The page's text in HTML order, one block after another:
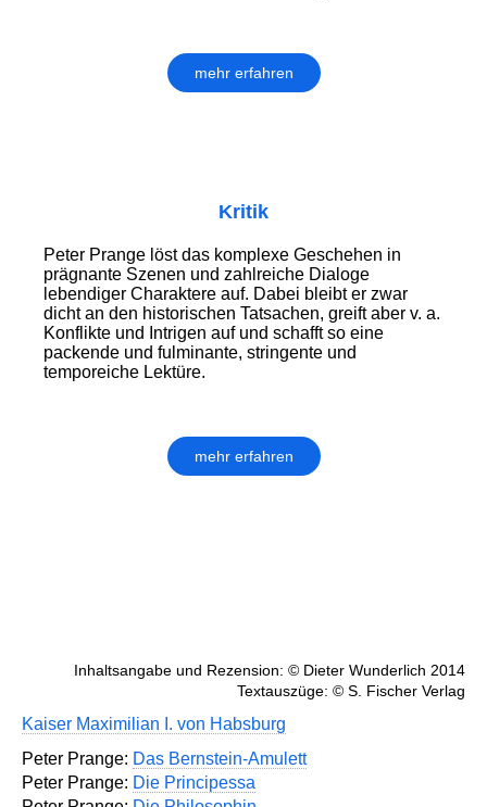
mehr erfahren
Kritik
Peter Prange löst das komplexe Geschehen in
prägnante Szenen und zahlreiche Dialoge
lebendiger Charaktere auf. Dabei bleibt er zwar
dicht an den historischen Tatsachen, greift aber v. a.
Konflikte und Intrigen auf und schafft so eine
packende und fulminante, stringente und
temporeiche Lektüre.
mehr erfahren
Inhaltsangabe und Rezension: © Dieter Wunderlich 2014
Textauszüge: © S. Fischer Verlag
Kaiser Maximilian I. von Habsburg
Peter Prange: Das Bernstein-Amulett
Peter Prange: Die Principessa